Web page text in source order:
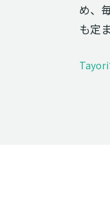
め、
も定
Tayori